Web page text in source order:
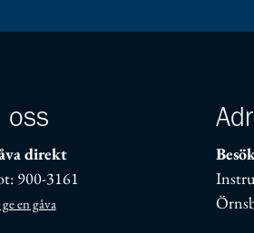
oss
direkt
900-3161
en gåva